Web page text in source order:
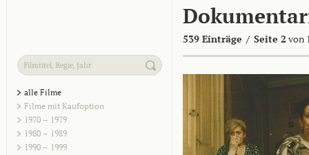
539 Einträge / Seite 2 von
alle Filme
Filme mit Kaufoption
1970 – 1979
1980 – 1989
1990 – 1999